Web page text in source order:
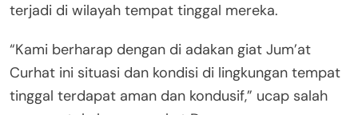
terjadi di wilayah tempat tinggal mereka.
“Kami berharap dengan di adakan giat Jum’at
Curhat ini situasi dan kondisi di lingkungan tempat
tinggal terdapat aman dan kondusif,” ucap salah